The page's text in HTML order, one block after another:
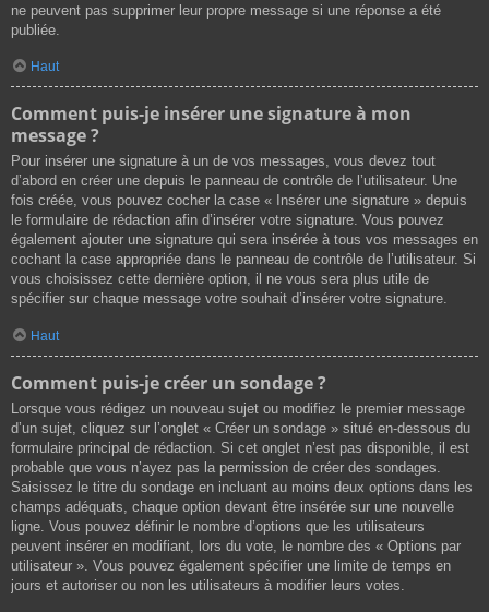
ne peuvent pas supprimer leur propre message si une réponse a été
publiée.
Haut
Comment puis-je insérer une signature à mon
message ?
Pour insérer une signature à un de vos messages, vous devez tout
d’abord en créer une depuis le panneau de contrôle de l’utilisateur. Une
fois créée, vous pouvez cocher la case « Insérer une signature » depuis
le formulaire de rédaction afin d’insérer votre signature. Vous pouvez
également ajouter une signature qui sera insérée à tous vos messages en
cochant la case appropriée dans le panneau de contrôle de l’utilisateur. Si
vous choisissez cette dernière option, il ne vous sera plus utile de
spécifier sur chaque message votre souhait d’insérer votre signature.
Haut
Comment puis-je créer un sondage ?
Lorsque vous rédigez un nouveau sujet ou modifiez le premier message
d’un sujet, cliquez sur l’onglet « Créer un sondage » situé en-dessous du
formulaire principal de rédaction. Si cet onglet n’est pas disponible, il est
probable que vous n’ayez pas la permission de créer des sondages.
Saisissez le titre du sondage en incluant au moins deux options dans les
champs adéquats, chaque option devant être insérée sur une nouvelle
ligne. Vous pouvez définir le nombre d’options que les utilisateurs
peuvent insérer en modifiant, lors du vote, le nombre des « Options par
utilisateur ». Vous pouvez également spécifier une limite de temps en
jours et autoriser ou non les utilisateurs à modifier leurs votes.